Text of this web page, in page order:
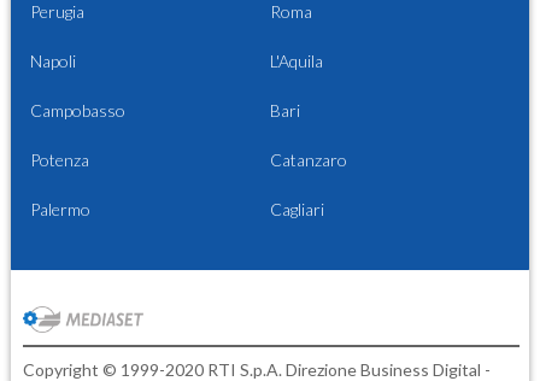
Perugia Roma
Napoli L'Aquila
Campobasso Bari
Potenza Catanzaro
Palermo Cagliari
Copyright © 1999-2020 RTI S.p.A. Direzione Business Digital -